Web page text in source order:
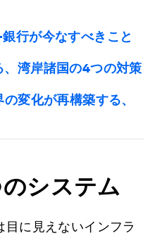
行が今なすべきこと
湾岸諸国の4つの対策
変化が再構築する、
システム
に見えないインフラ